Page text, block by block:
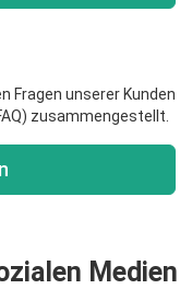
Fragen unserer Kunden
zusammengestellt.
Medien